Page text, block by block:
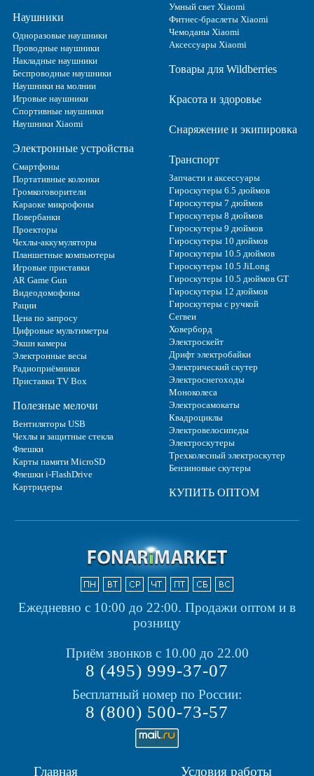
Наушники
Одноразовые наушники
Проводные наушники
Накладные наушники
Беспроводные наушники
Наушники на молнии
Игровые наушники
Спортивные наушники
Наушники Xiaomi
Электронные устройства
Смартфоны
Портативные колонки
Громкоговорители
Караоке микрофоны
Повербанки
Проекторы
Чехлы-аккумуляторы
Планшетные компьютеры
Игровые приставки
AR Game Gun
Видеодомофоны
Рации
Цена по запросу
Цифровые мультиметры
Экшн камеры
Электронные весы
Радиоприёмники
Приставки TV Box
Полезные мелочи
Вентиляторы USB
Чехлы и защитные стекла
Флешки
Карты памяти MicroSD
Флешки i-FlashDrive
Картридеры
Умный свет Xiaomi
Фитнес-браслеты Xiaomi
Чемоданы Xiaomi
Аксессуары Xiaomi
Товары для Wildberries
Красота и здоровье
Снаряжение и экипировка
Транспорт
Запчасти и аксессуары
Гироскутеры 6.5 дюймов
Гироскутеры 7 дюймов
Гироскутеры 8 дюймов
Гироскутеры 9 дюймов
Гироскутеры 10 дюймов
Гироскутеры 10.5 дюймов
Гироскутеры 10.5 JiLong
Гироскутеры 10.5 дюймов GT
Гироскутеры 12 дюймов
Гироскутеры с ручкой
Сегвеи
Ховерборд
Электроскейт
Дрифт электробайки
Электрический скутер
Электроснегоходы
Моноколеса
Электросамокаты
Квадроциклы
Электровелосипеды
Электроскутеры
Трехколесный электроскутер
Бензиновые скутеры
КУПИТЬ ОПТОМ
Ежедневно с 10:00 до 22:00. Продажи оптом и в
розницу
Приём звонков с 10.00 до 22.00
8 (495) 999-37-07
Бесплатный номер по России:
8 (800) 500-73-57
Главная Условия работы